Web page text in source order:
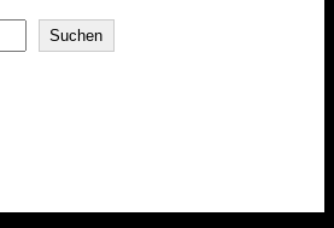
Suchen